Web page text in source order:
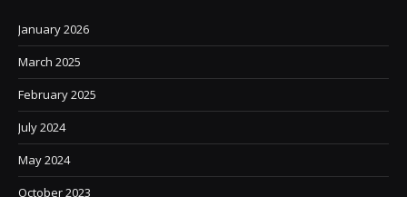
January 2026
March 2025
February 2025
July 2024
May 2024
October 2023